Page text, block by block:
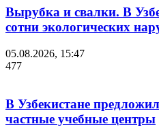
Вырубка и свалки. В
сотни экологических
05.08.2026, 15:47
477
В Узбекистане
частные учебные центры